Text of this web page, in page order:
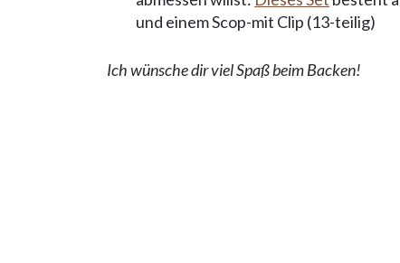
und einem Scop-mit Clip (13-teilig)
Ich wünsche dir viel Spaß beim Backen!